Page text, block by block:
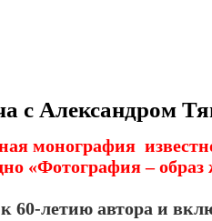
с Александром
монография
«Фотография – образ
60-летию автора и